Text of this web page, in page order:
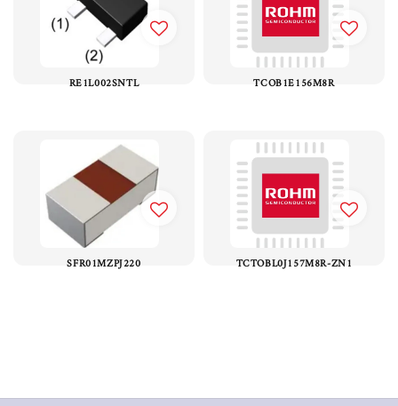
RE1L002SNTL TCOB1E156M8R
SFR01MZPJ220 TCTOBL0J157M8R-ZN1